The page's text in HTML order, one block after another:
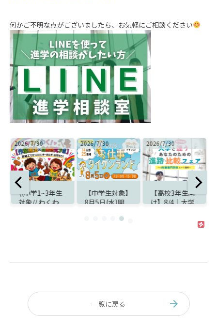
何かご不明な点がございましたら、お気軽にご相談ください
2026/7/30
\\小学1~3年生
対象// わくわ
2026/7/30
【中学生対象】
8月5日(水)開
『お仕事タイケ
2026/7/30
【高校3年生向
け】8/4｜大学
ための進路比較
＆入試対策フェ
一覧に戻る